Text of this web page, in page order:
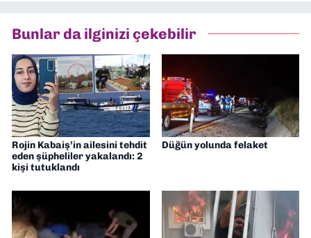
Bunlar da ilginizi çekebilir
Rojin Kabaiş’in ailesini tehdit
eden şüpheliler yakalandı: 2
kişi tutuklandı
Düğün yolunda felaket